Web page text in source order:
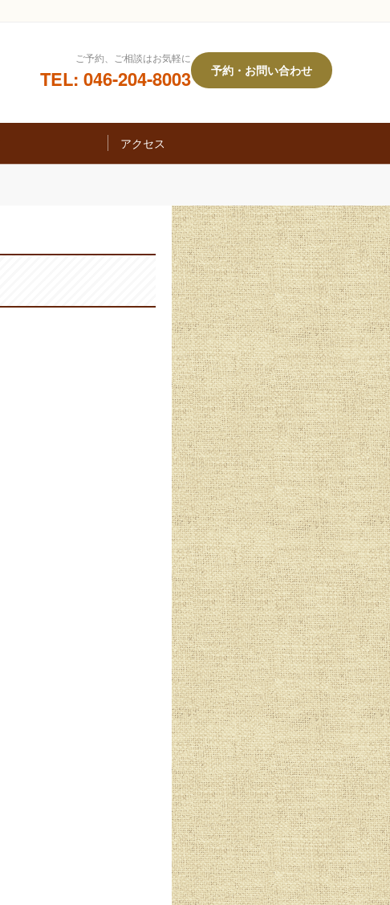
ご予約、ご相談はお気軽に
TEL: 046-204-8003 予約・お問い合わせ
アクセス